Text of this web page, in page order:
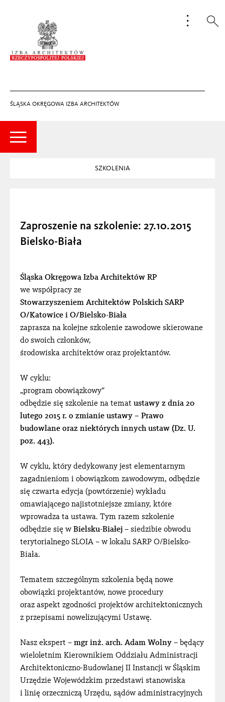
ŚLĄSKA OKRĘGOWA IZBA ARCHITEKTÓW
SZKOLENIA
Zaproszenie na szkolenie: 27.10.2015
Bielsko-Biała
Śląska Okręgowa Izba Architektów RP
we współpracy ze
Stowarzyszeniem Architektów Polskich SARP
O/Katowice i O/Bielsko-Biała
zaprasza na kolejne szkolenie zawodowe skierowane
do swoich członków,
środowiska architektów oraz projektantów.
W cyklu:
„program obowiązkowy”
odbędzie się szkolenie na temat ustawy z dnia 20
lutego 2015 r. o zmianie ustawy – Prawo
budowlane oraz niektórych innych ustaw (Dz. U.
poz. 443).
W cyklu, który dedykowany jest elementarnym
zagadnieniom i obowiązkom zawodowym, odbędzie
się czwarta edycja (powtórzenie) wykładu
omawiającego najistotniejsze zmiany, które
wprowadza ta ustawa. Tym razem szkolenie
odbędzie się wBielsku-Białej – siedzibie obwodu
terytorialnego SLOIA – w lokalu SARP O/Bielsko-
Biała.
Tematem szczególnym szkolenia będą nowe
obowiązki projektantów, nowe procedury
oraz aspekt zgodności projektów architektonicznych
z przepisami nowelizującymi Ustawę.
Nasz ekspert – mgr inż. arch. Adam Wolny – będący
wieloletnim Kierownikiem Oddziału Administracji
Architektoniczno-Budowlanej II Instancji w Śląskim
Urzędzie Wojewódzkim przedstawi stanowiska
i linię orzeczniczą Urzędu, sądów administracyjnych